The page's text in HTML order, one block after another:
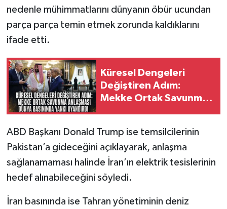
nedenle mühimmatlarını dünyanın öbür ucundan
parça parça temin etmek zorunda kaldıklarını
ifade etti.
Küresel Dengeleri
Değiştiren Adım:
Mekke Ortak Savunma
Uyandırdı
ABD Başkanı Donald Trump ise temsilcilerinin
Pakistan’a gideceğini açıklayarak, anlaşma
sağlanamaması halinde İran’ın elektrik tesislerinin
hedef alınabileceğini söyledi.
İran basınında ise Tahran yönetiminin deniz